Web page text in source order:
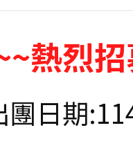
熱烈
日期